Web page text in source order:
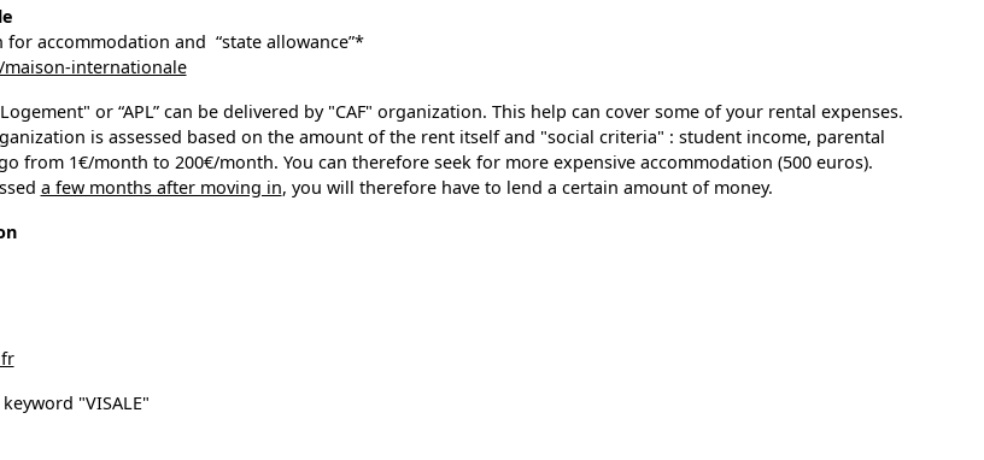
accommodation and “state allowance”*
internationale
or “APL” can be delivered by "CAF" organization. This help can cover some of your rental expenses.
is assessed based on the amount of the rent itself and "social criteria" : student income, parental
from 1€/month to 200€/month. You can therefore seek for more expensive accommodation (500 euros).
a few months after moving in, you will therefore have to lend a certain amount of money.
"VISALE"